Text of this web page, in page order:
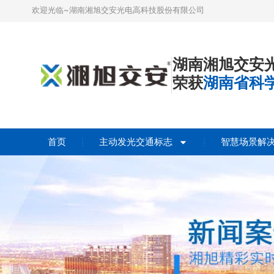
欢迎光临~湖南湘旭交安光电高科技股份有限公司
湖南湘旭交安
荣获湖南省科
首页 主动发光交通标志 智慧场景解